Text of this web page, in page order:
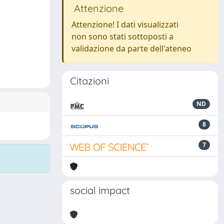
Attenzione
Attenzione! I dati visualizzati
non sono stati sottoposti a
validazione da parte dell'ateneo
Citazioni
ND
8
7
social impact